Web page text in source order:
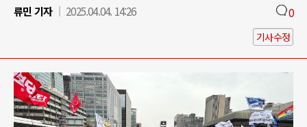
류민 기자
2025.04.04. 14:26 0
기사수정